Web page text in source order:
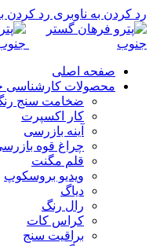
رد کردن به ناوبری رد کردن
صفحه اصلی
محصولات کارشناسی
ضخامت سنج
کار اکسپرت
آینه بازرسی
چراغ قوه
قلم مگنت
ویدیو بروسکوپ
دیاگ
رال رنگ
کراس کات
براقیت سنج